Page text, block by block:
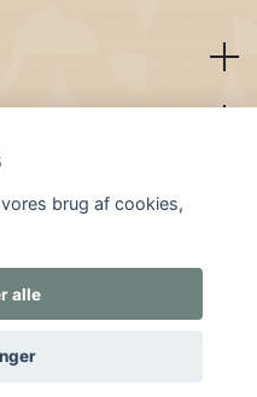
brug af cookies,
alle